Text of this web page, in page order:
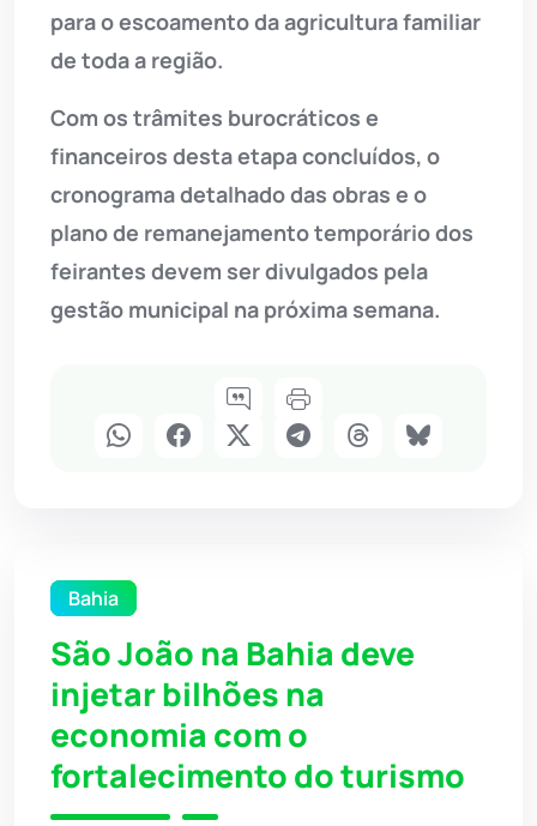
para o escoamento da agricultura familiar
de toda a região.
Com os trâmites burocráticos e
financeiros desta etapa concluídos, o
cronograma detalhado das obras e o
plano de remanejamento temporário dos
feirantes devem ser divulgados pela
gestão municipal na próxima semana.
Bahia
São João na Bahia deve
injetar bilhões na
economia com o
fortalecimento do turismo